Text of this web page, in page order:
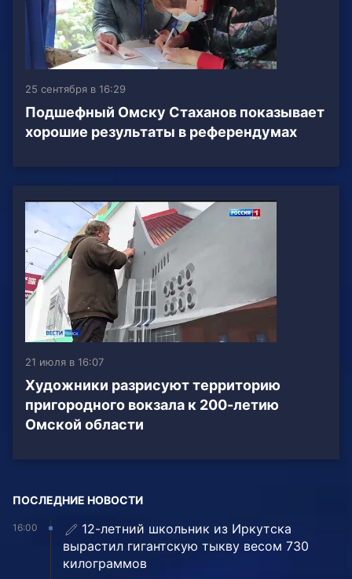
25 сентября в 16:29
Подшефный Омску Стаханов показывает
хорошие результаты в референдумах
21 июля в 16:07
Художники разрисуют территорию
пригородного вокзала к 200-летию
Омской области
ПОСЛЕДНИЕ НОВОСТИ
16:00
12-летний школьник из Иркутска
вырастил гигантскую тыкву весом 730
килограммов